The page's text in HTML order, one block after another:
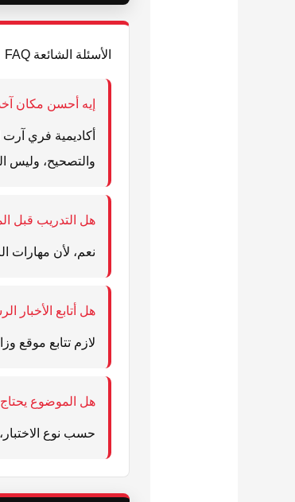
الأسئلة الشائعة FAQ
إيه أحسن مكان
أكاديمية فري
والتصحيح، وليس
هل التدريب قبل
نعم، لأن مهارات
هل أتابع الأخبار
لازم تتابع موقع
هل الموضوع
حسب نوع